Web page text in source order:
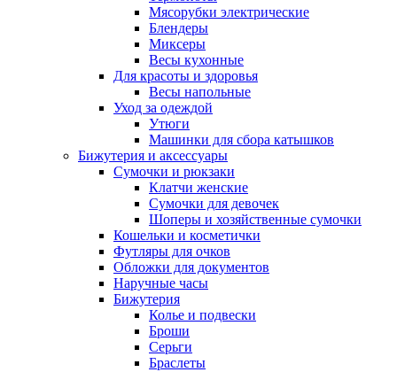
Мясорубки электрические
Блендеры
Миксеры
Весы кухонные
Для красоты и здоровья
Весы напольные
Уход за одеждой
Утюги
Машинки для сбора катышков
Бижутерия и аксессуары
Сумочки и рюкзаки
Клатчи женские
Сумочки для девочек
Шоперы и хозяйственные сумочки
Кошельки и косметички
Футляры для очков
Обложки для документов
Наручные часы
Бижутерия
Колье и подвески
Броши
Серьги
Браслеты